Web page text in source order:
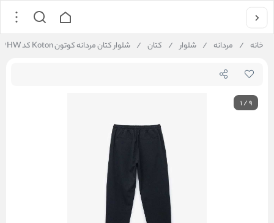
خانه / مردانه / شلوار / کتان / شلوار کتان مردانه کوتون Koton کد 6WAM40089HW
1/9